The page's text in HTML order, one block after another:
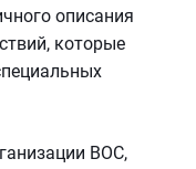
описания
которые
ВОС,